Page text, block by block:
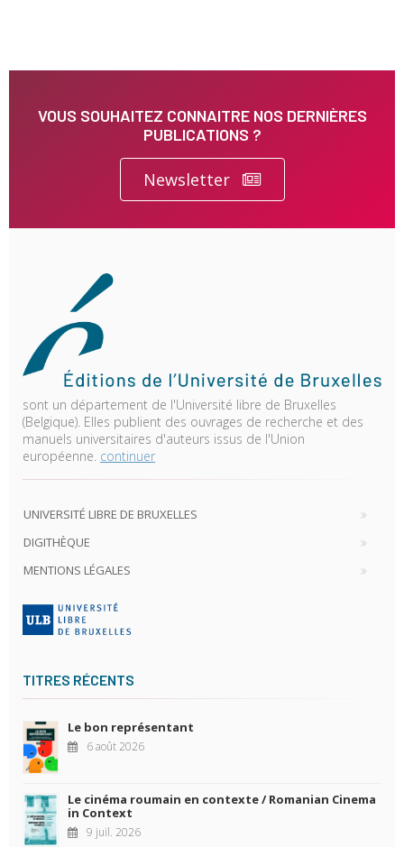
VOUS SOUHAITEZ CONNAITRE NOS DERNIÈRES
PUBLICATIONS ?
Newsletter
sont un département de l'Université libre de Bruxelles
(Belgique). Elles publient des ouvrages de recherche et des
manuels universitaires d'auteurs issus de l'Union
européenne. continuer
UNIVERSITÉ LIBRE DE BRUXELLES
DIGITHÈQUE
MENTIONS LÉGALES
TITRES RÉCENTS
Le bon représentant
6 août 2026
Le cinéma roumain en contexte / Romanian Cinema
in Context
9 juil. 2026